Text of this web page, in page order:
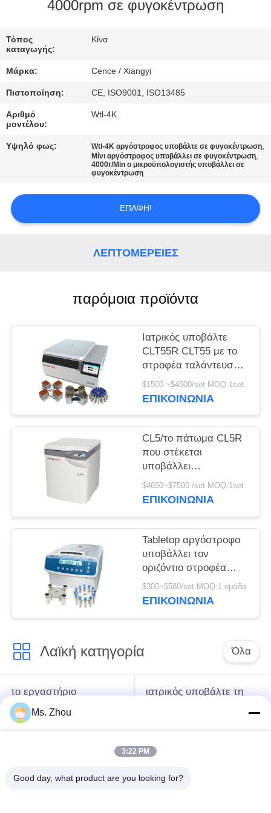
ΈΛΕΓΧΟΣ
ΕΠΙΚΟΙΝΩΝΉΣΤΕ
ΕΙΔΉΣΕΙΣ
ΥΠΟΘΈΣΕΙΣ
VR
PRIVACY
4000rpm σε φυγοκέντρωση
Τόπος
καταγωγής:
Κίνα
Μάρκα: Cence / Xiangyi
Πιστοποίηση: CE, ISO9001, ISO13485
Αριθμό
μοντέλου:
Wtl-4K
Υψηλό φως: Wtl-4K αργόστροφος υποβάλτε σε φυγοκέντρωση,
Μίνι αργόστροφος υποβάλλει σε φυγοκέντρωση,
4000r/Min ο μικροϋπολογιστής υποβάλλει σε
φυγοκέντρωση
ΕΠΑΦΉ!
ΛΕΠΤΟΜΈΡΕΙΕΣ
παρόμοια προϊόντα
Ιατρικός υποβάλτε
CLT55R CLT55 με το
στροφέα ταλάντευσης
σε φυγοκέντρωση
αργόστροφο
$1500 ~$4500/set MOQ:1set
ΕΠΙΚΟΙΝΩΝΊΑ
CL5/το πάτωμα CL5R
που στέκεται
υποβάλλει
αργόστροφο 5000r/Min
με το στροφέα
$4650~$7500 /set MOQ:1set
ΕΠΙΚΟΙΝΩΝΊΑ
Tabletop αργόστροφο
υποβάλλει τον
οριζόντιο στροφέα
12x15ml l420-α
4200rpm σε
$300~$580/set MOQ:1 ομάδα
ΕΠΙΚΟΙΝΩΝΊΑ
Λαϊκή κατηγορία Όλα
το εργαστήριο
υποβάλλει τη μηχανή
σε φυγοκέντρωση
ιατρικός υποβάλτε τη
σε φυγοκέντρωση
κατεψυγμένος
σε φυγοκέντρωση
Ms. Zhou
3:22 PM
Good day, what product are you looking for?